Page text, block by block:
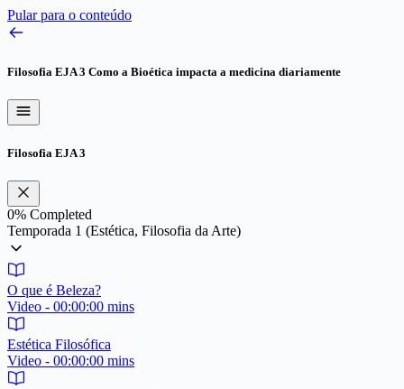
Pular para o conteúdo
Filosofia EJA 3 Como a Bioética impacta a medicina diariamente
Filosofia EJA 3
0% Completed
Temporada 1 (Estética, Filosofia da Arte)
O que é Beleza?
Video - 00:00:00 mins
Estética Filosófica
Video - 00:00:00 mins